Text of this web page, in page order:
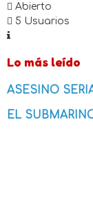
Abierto
5 Usuarios
Lo más leído
ASESINO
EL